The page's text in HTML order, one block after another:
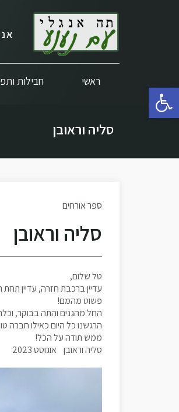
פתח סרגל נגישות
ראשי חבילות
סליה וראובן
ספר אורחים
סליה וראובן
טל שלום,
עדיין ברכבת חזרה, עדיין
פשוט מהמם!
החל מהגנים והתה בבוקר,
הרגשנו כל היום כאילו חברה
ממש תודה על הכל!
סליה וראובן אוגוסט 2023